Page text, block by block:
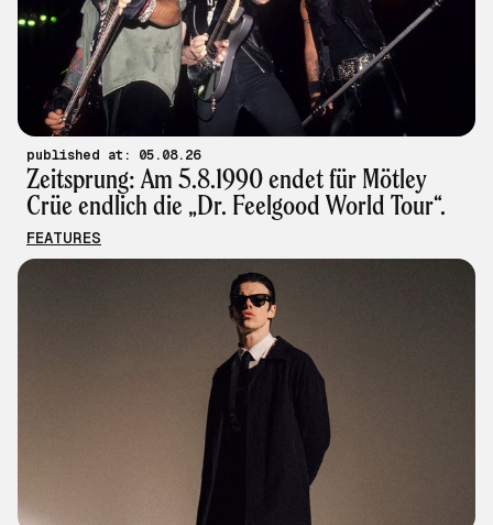
published at: 05.08.26
Zeitsprung: Am 5.8.1990 endet für Mötley
Crüe endlich die „Dr. Feelgood World Tour“.
FEATURES